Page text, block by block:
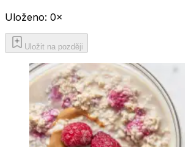
Uloženo: 0×
Uložit na později